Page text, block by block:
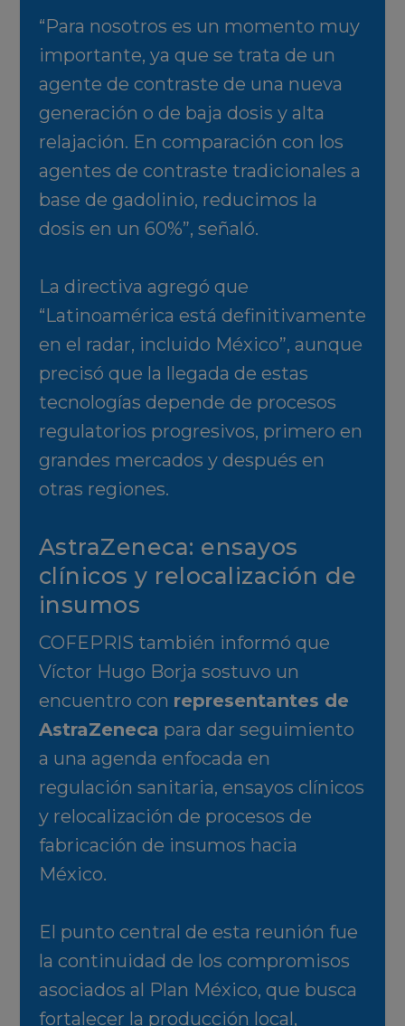
“Para nosotros es un momento muy
importante, ya que se trata de un
agente de contraste de una nueva
generación o de baja dosis y alta
relajación. En comparación con los
agentes de contraste tradicionales a
base de gadolinio, reducimos la
dosis en un 60%”, señaló.
La directiva agregó que
“Latinoamérica está definitivamente
en el radar, incluido México”, aunque
precisó que la llegada de estas
tecnologías depende de procesos
regulatorios progresivos, primero en
grandes mercados y después en
otras regiones.
AstraZeneca: ensayos
clínicos y relocalización de
insumos
COFEPRIS también informó que
Víctor Hugo Borja sostuvo un
encuentro con representantes de
AstraZeneca para dar seguimiento
a una agenda enfocada en
regulación sanitaria, ensayos clínicos
y relocalización de procesos de
fabricación de insumos hacia
México.
El punto central de esta reunión fue
la continuidad de los compromisos
asociados al Plan México, que busca
fortalecer la producción local,